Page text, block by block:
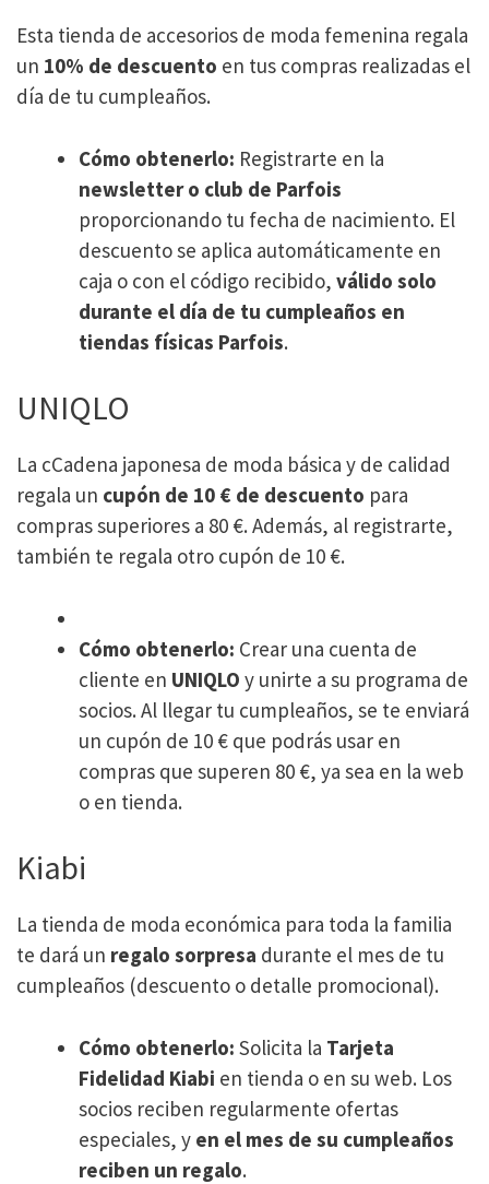
Esta tienda de accesorios de moda femenina regala
un 10% de descuento en tus compras realizadas el
día de tu cumpleaños.
Cómo obtenerlo: Registrarte en la
newsletter o club de Parfois
proporcionando tu fecha de nacimiento. El
descuento se aplica automáticamente en
caja o con el código recibido, válido solo
durante el día de tu cumpleaños en
tiendas físicas Parfois.
UNIQLO
La cCadena japonesa de moda básica y de calidad
regala un cupón de 10 € de descuento para
compras superiores a 80 €​. Además, al registrarte,
también te regala otro cupón de 10 €.
Cómo obtenerlo: Crear una cuenta de
cliente en UNIQLO y unirte a su programa de
socios. Al llegar tu cumpleaños, se te enviará
un cupón de 10 € que podrás usar en
compras que superen 80 €, ya sea en la web
o en tienda.
Kiabi
La tienda de moda económica para toda la familia
te dará un regalo sorpresa durante el mes de tu
cumpleaños (descuento o detalle promocional).
Cómo obtenerlo: Solicita la Tarjeta
Fidelidad Kiabi en tienda o en su web. Los
socios reciben regularmente ofertas
especiales, y en el mes de su cumpleaños
reciben un regalo.